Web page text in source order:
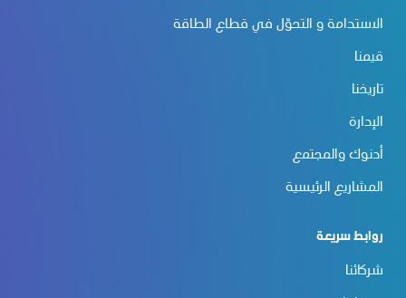
الاستدامة و التحوّل في قطاع الطاقة
قيمنا
تاريخنا
الإدارة
أدنوك والمجتمع
المشاريع الرئيسية
روابط سريعة
شركائنا